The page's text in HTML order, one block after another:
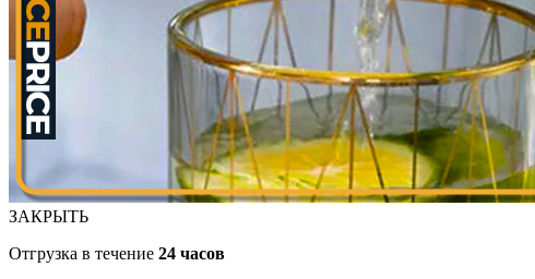
ЗАКРЫТЬ
Отгрузка в течение 24 часов